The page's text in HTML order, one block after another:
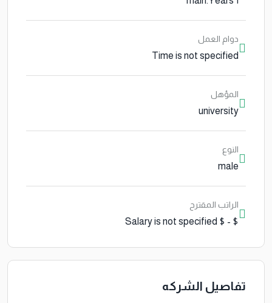
دوام العمل
Time is not specified
المؤهل
university
النوع
male
الراتب المقترح
$ - $ Salary is not specified
تفاصيل الشركه